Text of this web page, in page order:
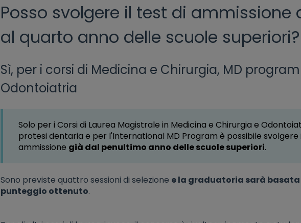
Posso svolgere il test di ammissione
al quarto anno delle scuole superiori?
Sì, per i corsi di Medicina e Chirurgia, MD
Odontoiatria
Solo per i Corsi di Laurea Magistrale in Medicina e Chirurgia e
protesi dentaria e per l'International MD Program è possibile svolgere
ammissione già dal penultimo anno delle scuole superiori.
Sono previste quattro sessioni di selezione e la graduatoria sarà
punteggio ottenuto.